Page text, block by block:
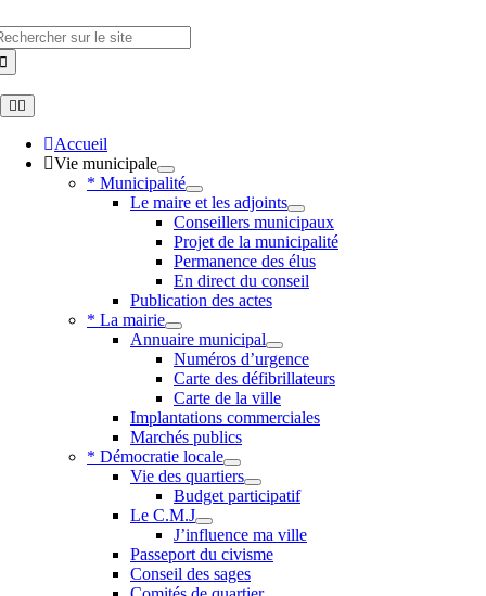
to
content
Toggle
Navigation
Accueil
Vie municipale
* Municipalité
Le maire et les adjoints
Conseillers municipaux
Projet de la municipalité
Permanence des élus
En direct du conseil
Publication des actes
* La mairie
Annuaire municipal
Numéros d’urgence
Carte des défibrillateurs
Carte de la ville
Implantations commerciales
Marchés publics
* Démocratie locale
Vie des quartiers
Budget participatif
Le C.M.J
J’influence ma ville
Passeport du civisme
Conseil des sages